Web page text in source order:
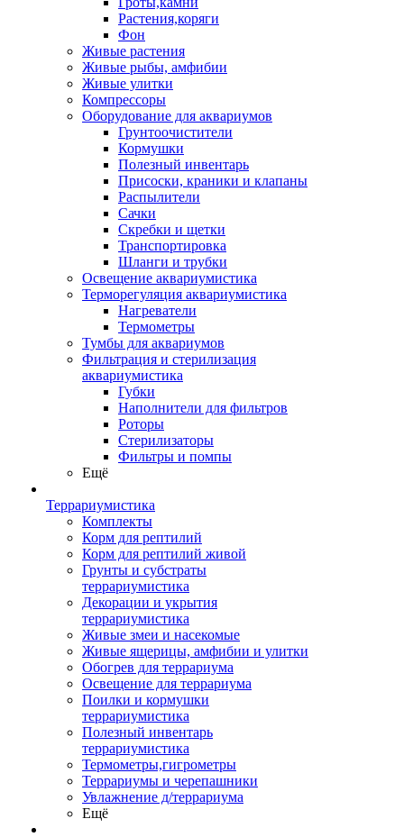
Растения,коряги
Фон
Живые растения
Живые рыбы, амфибии
Живые улитки
Компрессоры
Оборудование для аквариумов
Грунтоочистители
Кормушки
Полезный инвентарь
Присоски, краники и клапаны
Распылители
Сачки
Скребки и щетки
Транспортировка
Шланги и трубки
Освещение аквариумистика
Терморегуляция аквариумистика
Нагреватели
Термометры
Тумбы для аквариумов
Фильтрация и стерилизация
аквариумистика
Губки
Наполнители для фильтров
Роторы
Стерилизаторы
Фильтры и помпы
Ещё
Террариумистика
Комплекты
Корм для рептилий
Корм для рептилий живой
Грунты и субстраты
террариумистика
Декорации и укрытия
террариумистика
Живые змеи и насекомые
Живые ящерицы, амфибии и улитки
Обогрев для террариума
Освещение для террариума
Поилки и кормушки
террариумистика
Полезный инвентарь
террариумистика
Термометры,гигрометры
Террариумы и черепашники
Увлажнение д/террариума
Ещё